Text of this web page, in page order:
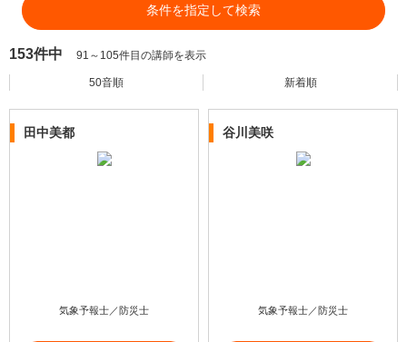
条件を指定して検索
153件中 91～105件目の講師を表示
50音順 新着順
田中美都
気象予報士／防災士
谷川美咲
気象予報士／防災士